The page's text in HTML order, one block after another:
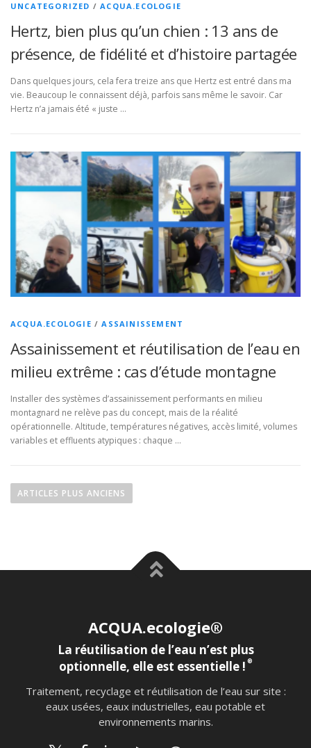
UNCATEGORIZED /ACQUA.ECOLOGIE
Hertz, bien plus qu’un chien : 13 ans de
présence, de fidélité et d’histoire partagée
Dans quelques jours, cela fera treize ans que Hertz est entré dans ma
vie. Beaucoup le connaissent déjà, parfois sans même le savoir. Car
Hertz n’a jamais été « juste …
ACQUA.ECOLOGIE /ASSAINISSEMENT
Assainissement et réutilisation de l’eau en
milieu extrême : cas d’étude montagne
Installer des systèmes d’assainissement performants en milieu
montagnard ne relève pas du concept, mais de la réalité
opérationnelle. Altitude, températures négatives, accès limité, volumes
variables et effluents atypiques : chaque …
ARTICLES PLUS ANCIENS
ACQUA.ecologie®
La réutilisation de l’eau n’est plus
optionnelle, elle est essentielle ! ®
Traitement, recyclage et réutilisation de l’eau sur site :
eaux usées, eaux industrielles, eau potable et
environnements marins.